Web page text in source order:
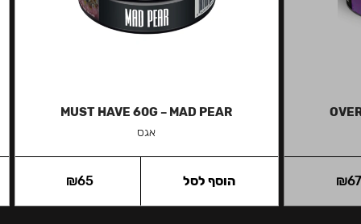
₪
MUST HAVE 60G – MAD PEAR
אגס
₪65 הוסף לסל